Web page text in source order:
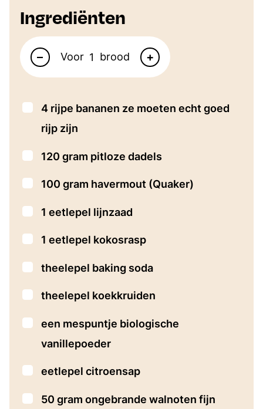
Ingrediënten
Aantal personen
– Voor brood +
▢
4 rijpe bananen ze moeten echt goed
rijp zijn
▢
120 gram pitloze dadels
▢
100 gram havermout (Quaker)
▢
1 eetlepel lijnzaad
▢
1 eetlepel kokosrasp
▢
theelepel baking soda
▢
theelepel koekkruiden
▢
een mespuntje biologische
vanillepoeder
▢
eetlepel citroensap
▢
50 gram ongebrande walnoten fijn